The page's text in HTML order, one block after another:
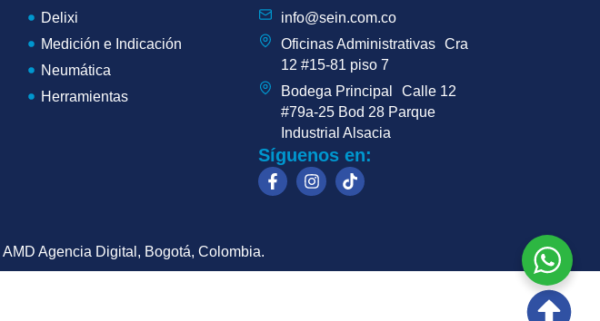
Delixi
Medición e Indicación
Neumática
Herramientas
info@sein.com.co
Oficinas Administrativas Cra
12 #15-81 piso 7
Bodega Principal Calle 12
#79a-25 Bod 28 Parque
Industrial Alsacia
Síguenos en:
AMD Agencia Digital , Bogotá, Colombia.